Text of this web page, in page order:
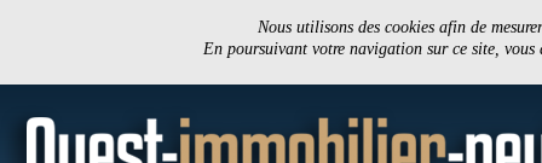
Nous utilisons des cookies afin de
En poursuivant votre navigation sur ce site,